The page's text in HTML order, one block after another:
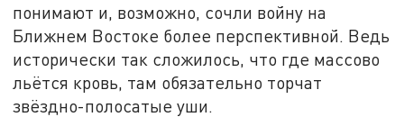
понимают и, возможно, сочли войну на
Ближнем Востоке более перспективной. Ведь
исторически так сложилось, что где массово
льётся кровь, там обязательно торчат
звёздно-полосатые уши.